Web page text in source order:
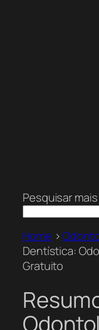
Pesquisar
Home >
Dentística:
Gratuito